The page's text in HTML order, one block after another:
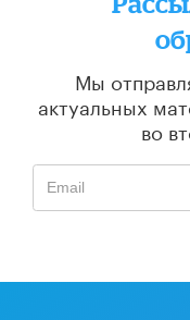
Мы
актуальных
во